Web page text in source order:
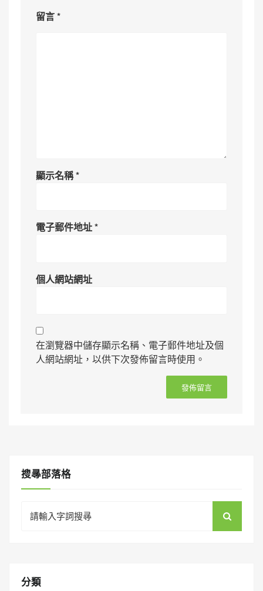
留言*
顯示名稱*
電子郵件地址*
個人網站網址
在瀏覽器中儲存顯示名稱、電子郵件地址及個
人網站網址，以供下次發佈留言時使用。
搜㝷部落格
for:
分類